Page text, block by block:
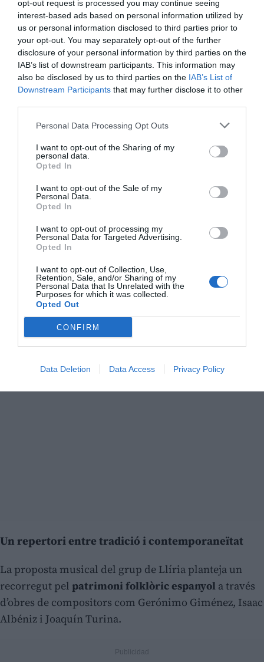
opt-out request is processed you may continue seeing
interest-based ads based on personal information utilized by
us or personal information disclosed to third parties prior to
your opt-out. You may separately opt-out of the further
disclosure of your personal information by third parties on the
IAB’s list of downstream participants. This information may
also be disclosed by us to third parties on the IAB’s List of
Downstream Participants that may further disclose it to other
Personal Data Processing Opt Outs
I want to opt-out of the Sharing of my
personal data.
Opted In
I want to opt-out of the Sale of my
Personal Data.
Opted In
I want to opt-out of processing my
Personal Data for Targeted Advertising.
Opted In
I want to opt-out of Collection, Use,
Retention, Sale, and/or Sharing of my
Personal Data that Is Unrelated with the
Purposes for which it was collected.
Opted Out
CONFIRM
Data Deletion Data Access Privacy Policy
44a edició coincidint amb el80 aniversari de l’Orfeão
de Leiria. Tot i mantindre una base vinculada a la
música clàssica, el certamen aposta per una
programació oberta a altres gèneres com el jazz i a
disciplines artístiques com la dansa.
El programa combina
artistes locals amb noms
Varela junt a altres propostes procedents de diferents
Un repertori entre tradició i contemporaneïtat
La proposta musical del grup de Llíria planteja un
recorregut pel patrimoni folklòric espanyol a través
d’obres de compositors com Gerónimo Giménez, Isaac
Albéniz i Joaquín Turina.